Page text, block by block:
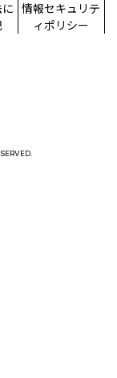
情報セキュリテ
ィポリシー